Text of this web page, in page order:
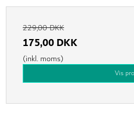
229,00 DKK
175,00 DKK
(inkl. moms)
Vis